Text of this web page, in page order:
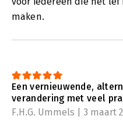
maken.
Een vernieuwende,
verandering met veel
F.H.G. Ummels | 3 maart